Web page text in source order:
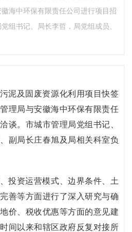
海中环保有限责任公司进行项目招
组书记、局长李哲，局党组成员、
泥及固废资源化利用项目快签
理局与安徽海中环保有限责任
谈。市城市管理局党组书记、
副局长庄春旭及局相关科室负
投资运营模式、边界条件、土
善等方面进行了深入研究与确
价、税收优惠等方面的意见建
间以来和辖区政府反复对接所